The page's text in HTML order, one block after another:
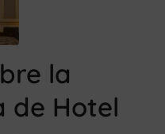
la
de Hotel